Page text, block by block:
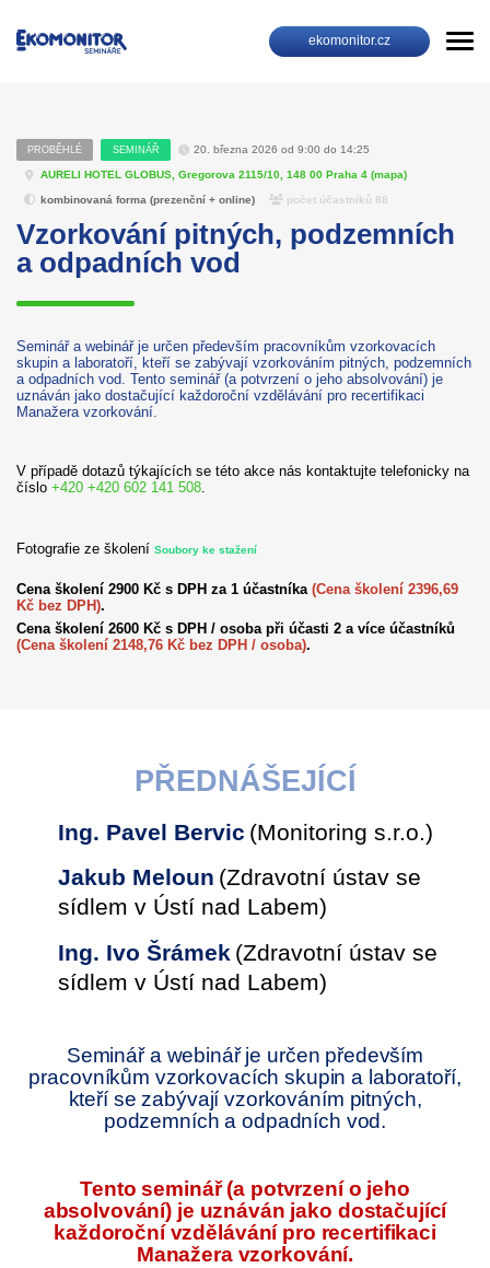
ekomonitor.cz
PROBĚHLÉ SEMINÁŘ 20. března 2026 od 9:00 do 14:25
AURELI HOTEL GLOBUS, Gregorova 2115/10, 148 00 Praha 4 (mapa)
kombinovaná forma (prezenční + online) počet účastníků 88
Vzorkování pitných, podzemních
a odpadních vod
Seminář a webinář je určen především pracovníkům vzorkovacích
skupin a laboratoří, kteří se zabývají vzorkováním pitných, podzemních
a odpadních vod. Tento seminář (a potvrzení o jeho absolvování) je
uznáván jako dostačující každoroční vzdělávání pro recertifikaci
Manažera vzorkování.
V případě dotazů týkajících se této akce nás kontaktujte telefonicky na
číslo +420 +420 602 141 508.
Fotografie ze školení Soubory ke stažení
Cena školení 2900 Kč s DPH za 1 účastníka (Cena školení 2396,69
Kč bez DPH).
Cena školení 2600 Kč s DPH / osoba při účasti 2 a více účastníků
(Cena školení 2148,76 Kč bez DPH / osoba).
PŘEDNÁŠEJÍCÍ
Ing. Pavel Bervic (Monitoring s.r.o.)
Jakub Meloun (Zdravotní ústav se
sídlem v Ústí nad Labem)
Ing. Ivo Šrámek (Zdravotní ústav se
sídlem v Ústí nad Labem)
Seminář a webinář je určen především
pracovníkům vzorkovacích skupin a laboratoří,
kteří se zabývají vzorkováním pitných,
podzemních a odpadních vod.
Tento seminář (a potvrzení o jeho
absolvování) je uznáván jako dostačující
každoroční vzdělávání pro recertifikaci
Manažera vzorkování.